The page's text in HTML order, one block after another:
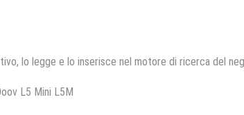
lo legge e lo inserisce nel motore di ricerca del
L5 Mini L5M